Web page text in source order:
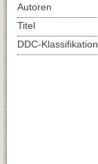
Autoren
Titel
DDC-Klassifikation